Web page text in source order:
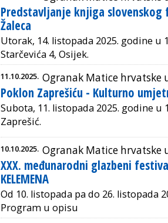
Predstavljanje knjiga slovenskog
Žaleca
Utorak, 14. listopada 2025. godine u
Starčevića 4, Osijek.
11.10.2025. Ogranak Matice hrvatske
Poklon Zaprešiću - Kulturno
Subota, 11. listopada 2025. godine u
Zaprešić.
10.10.2025. Ogranak Matice hrvatske
XXX. međunarodni glazbeni
KELEMENA
Od 10. listopada pa do 26. listopada
Program u opisu